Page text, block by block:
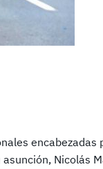
encabezadas
Nicolás